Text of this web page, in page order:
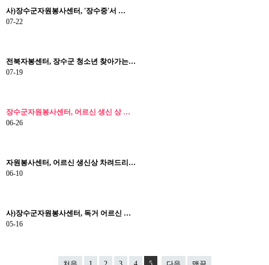
사)장수군자원봉사센터, '장수중'서 …
07-22
전북자봉센터, 장수군 청소년 찾아가는…
07-19
장수군자원봉사센터, 어르신 생신 상 …
06-26
자원봉사센터, 어르신 생신상 차려드리…
06-10
사)장수군자원봉사센터, 독거 어르신 …
05-16